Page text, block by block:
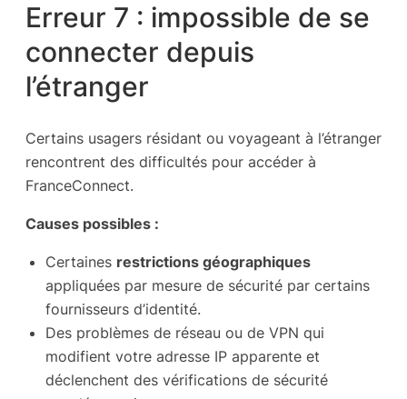
Erreur 7 : impossible de se
connecter depuis
l’étranger
Certains usagers résidant ou voyageant à l’étranger
rencontrent des difficultés pour accéder à
FranceConnect.
Causes possibles :
Certaines restrictions géographiques
appliquées par mesure de sécurité par certains
fournisseurs d’identité.
Des problèmes de réseau ou de VPN qui
modifient votre adresse IP apparente et
déclenchent des vérifications de sécurité